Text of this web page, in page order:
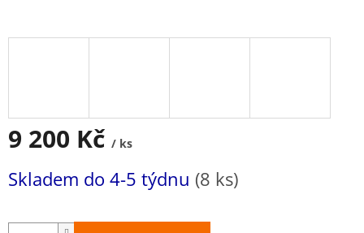
9 200 Kč / ks
cena:
Skladem do 4-5 týdnu (8 ks)